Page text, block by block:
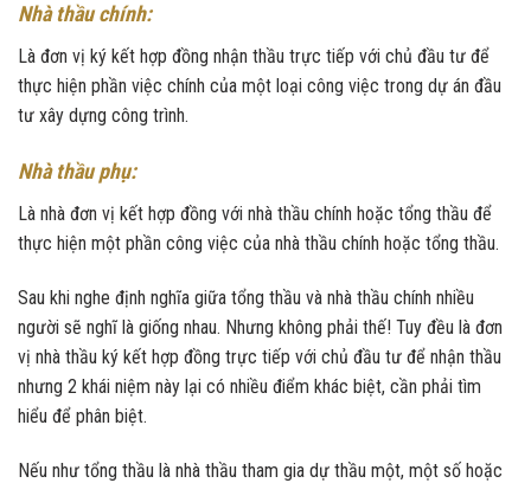
Nhà thầu chính:
Là đơn vị ký kết hợp đồng nhận thầu trực tiếp với chủ đầu tư để
thực hiện phần việc chính của một loại công việc trong dự án đầu
tư xây dựng công trình.
Nhà thầu phụ:
Là nhà đơn vị kết hợp đồng với nhà thầu chính hoặc tổng thầu để
thực hiện một phần công việc của nhà thầu chính hoặc tổng thầu.
Sau khi nghe định nghĩa giữa tổng thầu và nhà thầu chính nhiều
người sẽ nghĩ là giống nhau. Nhưng không phải thế! Tuy đều là đơn
vị nhà thầu ký kết hợp đồng trực tiếp với chủ đầu tư để nhận thầu
nhưng 2 khái niệm này lại có nhiều điểm khác biệt, cần phải tìm
hiểu để phân biệt.
Nếu như tổng thầu là nhà thầu tham gia dự thầu một, một số hoặc